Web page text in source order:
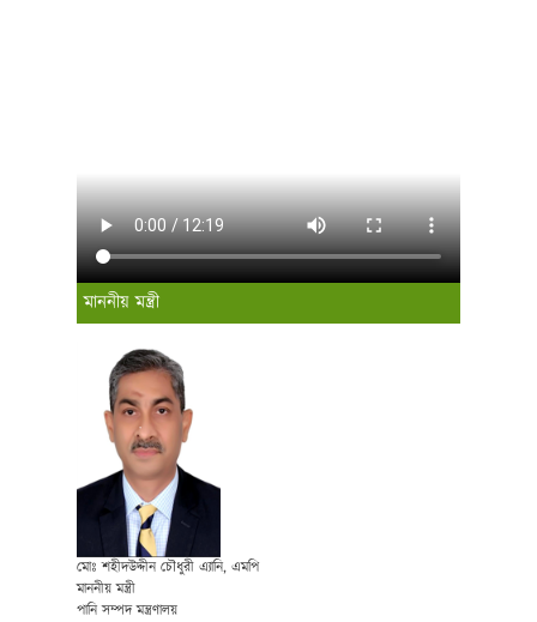
মাননীয় মন্ত্রী
মোঃ শহীদউদ্দীন চৌধুরী এ্যানি, এমপি
মাননীয় মন্ত্রী
পানি সম্পদ মন্ত্রণালয়